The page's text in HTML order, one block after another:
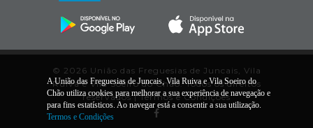
© 2026 União das Freguesias de Juncais, Vila
Ruiva e Vila Soeiro do Chão. Todos os direitos
reservados |Termos e Condições
A União das Freguesias de Juncais, Vila Ruiva e Vila Soeiro do
Chão utiliza cookies para melhorar a sua experiência de navegação e
para fins estatísticos. Ao navegar está a consentir a sua utilização.
Termos e Condições